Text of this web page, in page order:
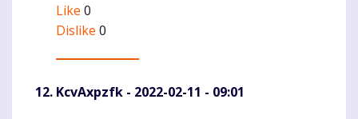
Like 0
Dislike 0
KcvAxpzfk - 2022-02-11 - 09:01